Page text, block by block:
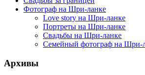
Фотограф на Шри-ланке
Love story на Шри-ланке
Портреты на Шри-ланке
Свадьбы на Шри-ланке
Семейный фотограф на Шри-
Архивы